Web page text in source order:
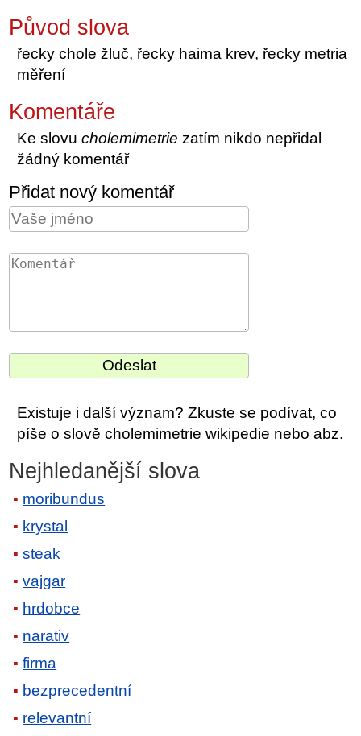
Původ slova
řecky chole žluč, řecky haima krev, řecky metria
měření
Komentáře
Ke slovucholemimetrie zatím nikdo nepřidal
žádný komentář
Přidat nový komentář
Existuje i další význam? Zkuste se podívat, co
píše o slově cholemimetrie wikipedie nebo abz.
Nejhledanější slova
moribundus
krystal
steak
vajgar
hrdobce
narativ
firma
bezprecedentní
relevantní